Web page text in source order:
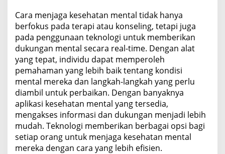
Cara menjaga kesehatan mental tidak hanya
berfokus pada terapi atau konseling, tetapi juga
pada penggunaan teknologi untuk memberikan
dukungan mental secara real-time. Dengan alat
yang tepat, individu dapat memperoleh
pemahaman yang lebih baik tentang kondisi
mental mereka dan langkah-langkah yang perlu
diambil untuk perbaikan. Dengan banyaknya
aplikasi kesehatan mental yang tersedia,
mengakses informasi dan dukungan menjadi lebih
mudah. Teknologi memberikan berbagai opsi bagi
setiap orang untuk menjaga kesehatan mental
mereka dengan cara yang lebih efisien.